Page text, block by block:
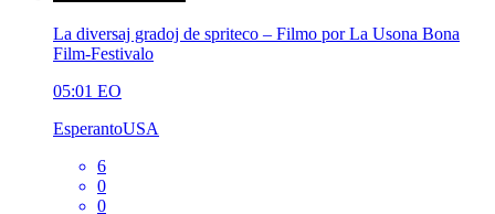
La diversaj gradoj de spriteco – Filmo por La Usona Bona
Film-Festivalo
05:01 EO
EsperantoUSA
6
0
0